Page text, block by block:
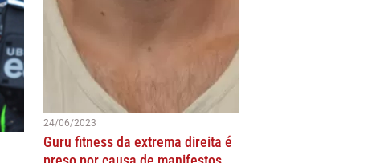
24/06/2023
Guru fitness da extrema direita é